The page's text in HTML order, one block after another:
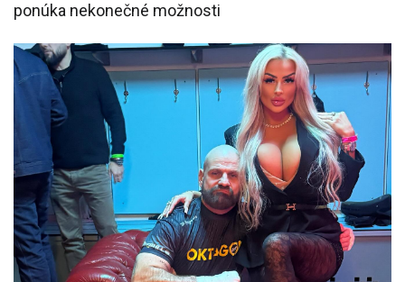
ponúka nekonečné možnosti